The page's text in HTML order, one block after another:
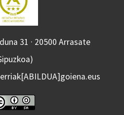
31 · 20500 Arrasate